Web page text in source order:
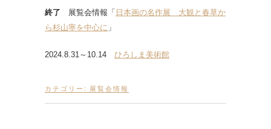
終了 展覧会情報「 日本画の名作展 大観と春草か
ら杉山寧を中心に 」
2024.8.31～10.14 ひろしま美術館
カテゴリー: 展覧会情報